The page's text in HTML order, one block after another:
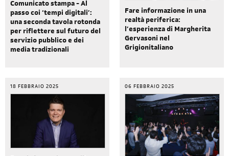
Comunicato stampa - Al
passo coi ‘tempi digitali’:
una seconda tavola rotonda
per riflettere sul futuro del
servizio pubblico e dei
media tradizionali
Fare informazione in una
realtà periferica:
l’esperienza di Margherita
Gervasoni nel
Grigionitaliano
18 FEBBRAIO 2025 06 FEBBRAIO 2025